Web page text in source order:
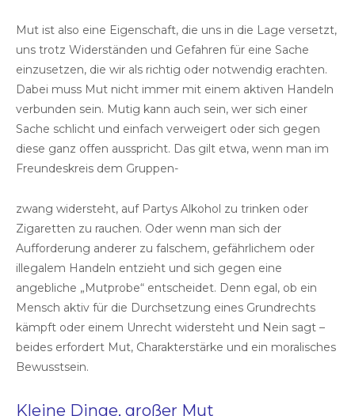
Mut ist also eine Eigenschaft, die uns in die Lage versetzt,
uns trotz Widerständen und Gefahren für eine Sache
einzusetzen, die wir als richtig oder notwendig erachten.
Dabei muss Mut nicht immer mit einem aktiven Handeln
verbunden sein. Mutig kann auch sein, wer sich einer
Sache schlicht und einfach verweigert oder sich gegen
diese ganz offen ausspricht. Das gilt etwa, wenn man im
Freundeskreis dem Gruppen-
zwang widersteht, auf Partys Alkohol zu trinken oder
Zigaretten zu rauchen. Oder wenn man sich der
Aufforderung anderer zu falschem, gefährlichem oder
illegalem Handeln entzieht und sich gegen eine
angebliche „Mutprobe“ entscheidet. Denn egal, ob ein
Mensch aktiv für die Durchsetzung eines Grundrechts
kämpft oder einem Unrecht widersteht und Nein sagt –
beides erfordert Mut, Charakterstärke und ein moralisches
Bewusstsein.
Kleine Dinge, großer Mut